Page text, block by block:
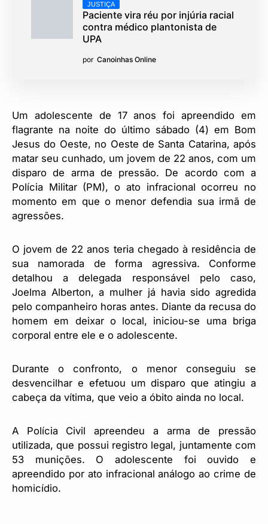
JUSTIÇA
Paciente vira réu por injúria racial
contra médico plantonista de
UPA
por Canoinhas Online
Um adolescente de 17 anos foi apreendido em
flagrante na noite do último sábado (4) em Bom
Jesus do Oeste, no Oeste de Santa Catarina, após
matar seu cunhado, um jovem de 22 anos, com um
disparo de arma de pressão. De acordo com a
Polícia Militar (PM), o ato infracional ocorreu no
momento em que o menor defendia sua irmã de
agressões.
O jovem de 22 anos teria chegado à residência de
sua namorada de forma agressiva. Conforme
detalhou a delegada responsável pelo caso,
Joelma Alberton, a mulher já havia sido agredida
pelo companheiro horas antes. Diante da recusa do
homem em deixar o local, iniciou-se uma briga
corporal entre ele e o adolescente.
Durante o confronto, o menor conseguiu se
desvencilhar e efetuou um disparo que atingiu a
cabeça da vítima, que veio a óbito ainda no local.
A Polícia Civil apreendeu a arma de pressão
utilizada, que possui registro legal, juntamente com
53 munições. O adolescente foi ouvido e
apreendido por ato infracional análogo ao crime de
homicídio.